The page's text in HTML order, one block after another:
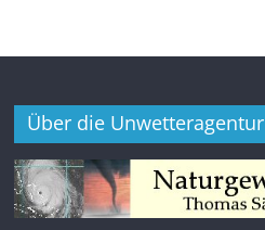
Über die Unwetteragentur